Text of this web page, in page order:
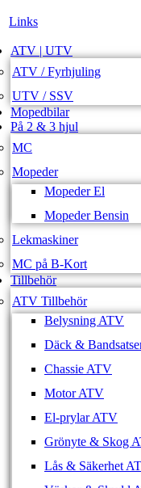
Links
ATV | UTV
ATV / Fyrhjuling
UTV / SSV
Mopedbilar
På 2 & 3 hjul
MC
Mopeder
Mopeder El
Mopeder Bensin
Lekmaskiner
MC på B-Kort
Tillbehör
ATV Tillbehör
Belysning ATV
Däck &
Chassie ATV
Motor ATV
El-prylar ATV
Grönyte & Skog
Lås & Säkerhet